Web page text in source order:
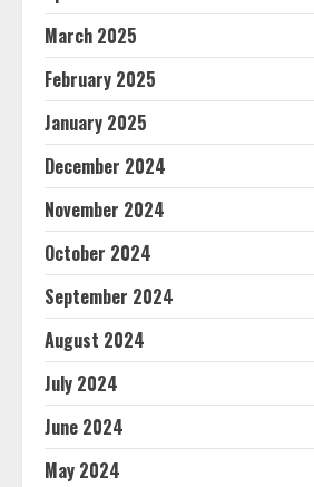
March 2025
February 2025
January 2025
December 2024
November 2024
October 2024
September 2024
August 2024
July 2024
June 2024
May 2024